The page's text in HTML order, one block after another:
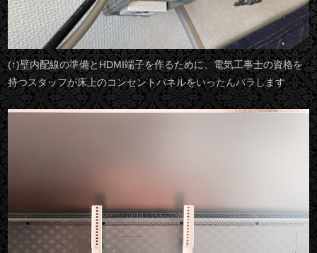
(↑)壁内配線の準備とHDMI端子を作るために、電気工事士の資格を
持つスタッフが床上のコンセントパネルをいったんバラします